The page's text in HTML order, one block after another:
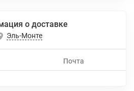
о доставке
Эль-Монте
Почта